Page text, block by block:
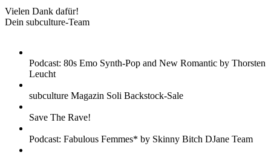
Vielen Dank dafür!
Dein subculture-Team
Podcast: 80s Emo Synth-Pop and New Romantic by Thorsten
Leucht
subculture Magazin Soli Backstock-Sale
Save The Rave!
Podcast: Fabulous Femmes* by Skinny Bitch DJane Team